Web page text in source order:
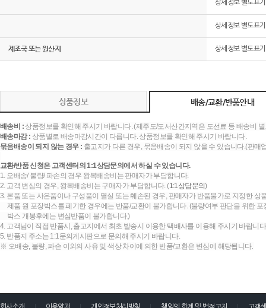
상세정보 별도표기
상세정보 별도표기
제조국 또는 원산지 상세정보 별도표기
상품정보 배송/교환/반품안내
배송비 :상품정보를 확인해 주시기 바랍니다. (제주도/도서산간지역은 도선료 등 배송비
배송마감 : 상품별로 배송마감시간이 다릅니다. 상품정보를 확인해 주시기 바랍니다.
묶음배송이 되지 않는 경우 : 출고지가 다른 경우, 묶음배송이 되지 않을 수 있습니다.(판
교환/반품 신청은 고객센터의 1:1상담문의에서 하실 수 있습니다.
1. 오배송/ 불량/ 파손의 경우 왕복배송비는 판매자가 부담합니다.
2. 고객 변심의 경우, 왕복배송비는 구매자가 부담합니다. (1:1상담문의)
3. 본품 또는 사은품이나 구성품이 멸실 또는 훼손된 경우, 판매자가 반품불가로 지정한 상
제품 원 포장박스를 폐기한 경우에는 반품/교환이 불가합니다. (불량여부 판단을 위한
박스 개봉후에는 변심반품이 불가합니다.)
4. 고객님이 직접 반품시, 출고지에서 최초 발송시 이용한 택배사를 이용해 주시기 바랍니
5. 반품지 주소는 1:1문의게시판으로 문의해 주시기 바랍니다.
※ 오배송, 불량, 파손 이외의 사유 및 색상 차이에 의한 반품/교환은 변심에 해당됩니다.